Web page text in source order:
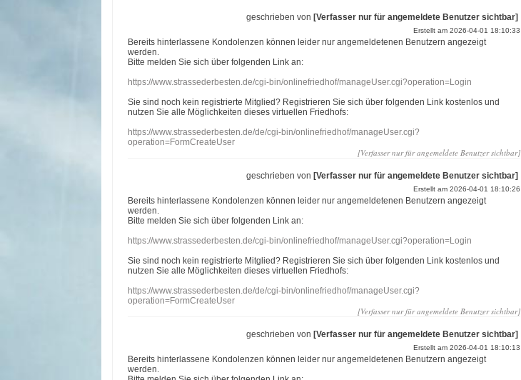
geschrieben von[Verfasser nur für angemeldete Benutzer sichtbar]
Erstellt am 2026-04-01 18:10:33
Bereits hinterlassene Kondolenzen können leider nur angemeldetenen Benutzern angezeigt
werden.
Bitte melden Sie sich über folgenden Link an:
https://www.strassederbesten.de/cgi-bin/onlinefriedhof/manageUser.cgi?operation=Login
Sie sind noch kein registrierte Mitglied? Registrieren Sie sich über folgenden Link kostenlos und
nutzen Sie alle Möglichkeiten dieses virtuellen Friedhofs:
https://www.strassederbesten.de/de/cgi-bin/onlinefriedhof/manageUser.cgi?
operation=FormCreateUser
[Verfasser nur für angemeldete Benutzer sichtbar]
geschrieben von[Verfasser nur für angemeldete Benutzer sichtbar]
Erstellt am 2026-04-01 18:10:26
Bereits hinterlassene Kondolenzen können leider nur angemeldetenen Benutzern angezeigt
werden.
Bitte melden Sie sich über folgenden Link an:
https://www.strassederbesten.de/cgi-bin/onlinefriedhof/manageUser.cgi?operation=Login
Sie sind noch kein registrierte Mitglied? Registrieren Sie sich über folgenden Link kostenlos und
nutzen Sie alle Möglichkeiten dieses virtuellen Friedhofs:
https://www.strassederbesten.de/de/cgi-bin/onlinefriedhof/manageUser.cgi?
operation=FormCreateUser
[Verfasser nur für angemeldete Benutzer sichtbar]
geschrieben von[Verfasser nur für angemeldete Benutzer sichtbar]
Erstellt am 2026-04-01 18:10:13
Bereits hinterlassene Kondolenzen können leider nur angemeldetenen Benutzern angezeigt
werden.